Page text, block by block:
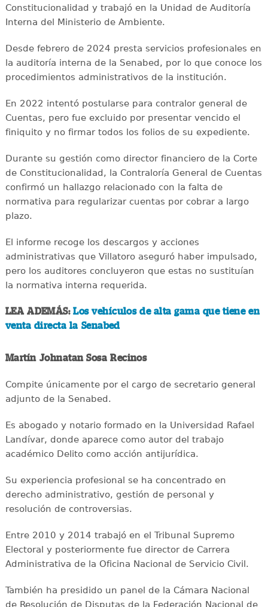
Constitucionalidad y trabajó en la Unidad de Auditoría
Interna del Ministerio de Ambiente.
Desde febrero de 2024 presta servicios profesionales en
la auditoría interna de la Senabed, por lo que conoce los
procedimientos administrativos de la institución.
En 2022 intentó postularse para contralor general de
Cuentas, pero fue excluido por presentar vencido el
finiquito y no firmar todos los folios de su expediente.
Durante su gestión como director financiero de la Corte
de Constitucionalidad, la Contraloría General de Cuentas
confirmó un hallazgo relacionado con la falta de
normativa para regularizar cuentas por cobrar a largo
plazo.
El informe recoge los descargos y acciones
administrativas que Villatoro aseguró haber impulsado,
pero los auditores concluyeron que estas no sustituían
la normativa interna requerida.
LEA ADEMÁS:Los vehículos de alta gama que tiene en
venta directa la Senabed
Martín Johnatan Sosa Recinos
Compite únicamente por el cargo de secretario general
adjunto de la Senabed.
Es abogado y notario formado en la Universidad Rafael
Landívar, donde aparece como autor del trabajo
académico Delito como acción antijurídica.
Su experiencia profesional se ha concentrado en
derecho administrativo, gestión de personal y
resolución de controversias.
Entre 2010 y 2014 trabajó en el Tribunal Supremo
Electoral y posteriormente fue director de Carrera
Administrativa de la Oficina Nacional de Servicio Civil.
También ha presidido un panel de la Cámara Nacional
de Resolución de Disputas de la Federación Nacional de